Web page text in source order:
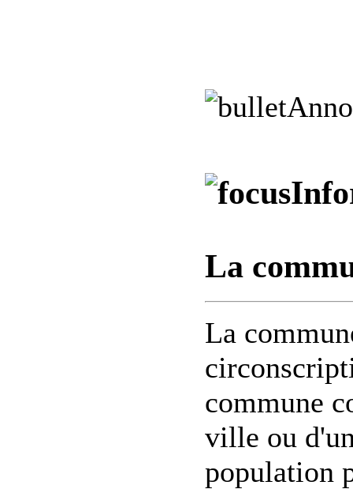
La
La
commune
ville ou
population